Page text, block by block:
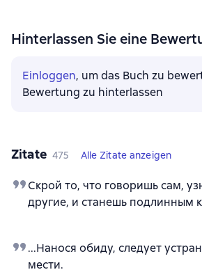
Hinterlassen Sie eine
Einloggen, um das Buch zu
Bewertung zu hinterlassen
Zitate 475 Alle Zitate anzeigen
Скрой то, что говоришь сам,
другие, и станешь подлинным
...Нанося обиду, следует
мести.